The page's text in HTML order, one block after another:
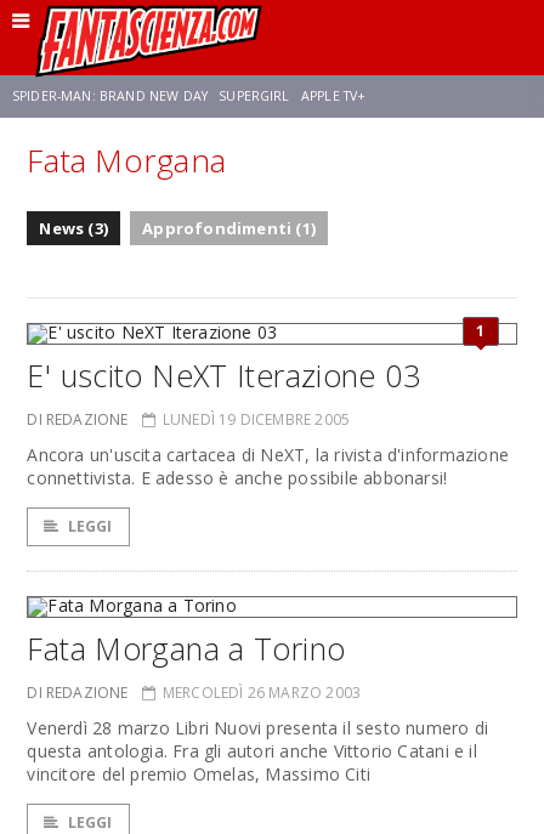
SPIDER-MAN: BRAND NEW DAY SUPERGIRL APPLE TV+
FRANCO RICCIARDIELLO ZENDAYA
Fata Morgana
News (3) Approfondimenti (1)
1
E' uscito NeXT Iterazione 03
DI REDAZIONE LUNEDÌ 19 DICEMBRE 2005
Ancora un'uscita cartacea di NeXT, la rivista d'informazione
connettivista. E adesso è anche possibile abbonarsi!
LEGGI
Fata Morgana a Torino
DI REDAZIONE MERCOLEDÌ 26 MARZO 2003
Venerdì 28 marzo Libri Nuovi presenta il sesto numero di
questa antologia. Fra gli autori anche Vittorio Catani e il
vincitore del premio Omelas, Massimo Citi
LEGGI